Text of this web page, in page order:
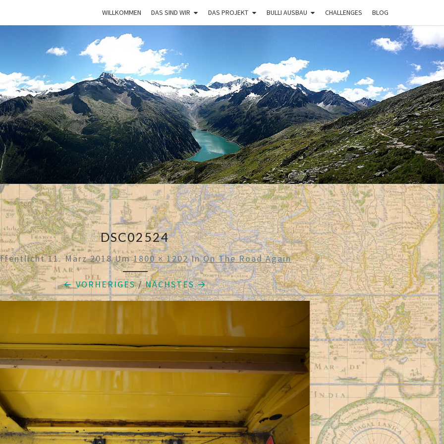
WILLKOMMEN DAS SIND WIR DAS PROJEKT BULLI AUSBAU CHALLENGES BLOG
VAGABULLI
Mit Dem
Bulli Um
Die Welt:
Ein Jahr
Auf
Weltreise
DSC02524
11. März 2018Um1800 × 1202InOn The Road Again
← VORHERIGES/NÄCHSTES →